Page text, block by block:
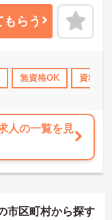
交通費支給
ます】 ・時給に加え
20万円）の支給実績
補助・祝金など独自
を活かしてのびのび
負担を抑えながらケア
らう
無資格OK 資格取
人の一覧を見
市区町村から探す